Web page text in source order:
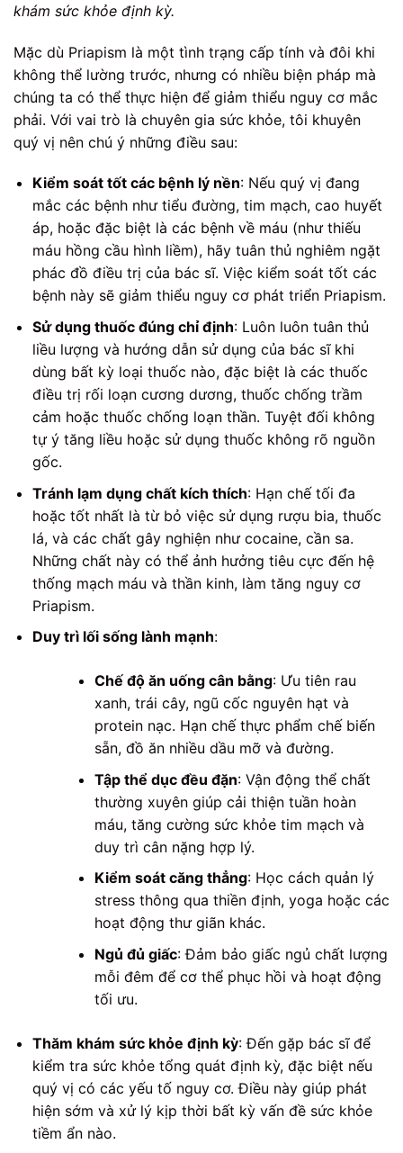
khám sức khỏe định kỳ.
Mặc dù Priapism là một tình trạng cấp tính và đôi khi
không thể lường trước, nhưng có nhiều biện pháp mà
chúng ta có thể thực hiện để giảm thiểu nguy cơ mắc
phải. Với vai trò là chuyên gia sức khỏe, tôi khuyên
quý vị nên chú ý những điều sau:
Kiểm soát tốt các bệnh lý nền: Nếu quý vị đang
mắc các bệnh như tiểu đường, tim mạch, cao huyết
áp, hoặc đặc biệt là các bệnh về máu (như thiếu
máu hồng cầu hình liềm), hãy tuân thủ nghiêm ngặt
phác đồ điều trị của bác sĩ. Việc kiểm soát tốt các
bệnh này sẽ giảm thiểu nguy cơ phát triển Priapism.
Sử dụng thuốc đúng chỉ định: Luôn luôn tuân thủ
liều lượng và hướng dẫn sử dụng của bác sĩ khi
dùng bất kỳ loại thuốc nào, đặc biệt là các thuốc
điều trị rối loạn cương dương, thuốc chống trầm
cảm hoặc thuốc chống loạn thần. Tuyệt đối không
tự ý tăng liều hoặc sử dụng thuốc không rõ nguồn
gốc.
Tránh lạm dụng chất kích thích: Hạn chế tối đa
hoặc tốt nhất là từ bỏ việc sử dụng rượu bia, thuốc
lá, và các chất gây nghiện như cocaine, cần sa.
Những chất này có thể ảnh hưởng tiêu cực đến hệ
thống mạch máu và thần kinh, làm tăng nguy cơ
Priapism.
Duy trì lối sống lành mạnh:
Chế độ ăn uống cân bằng: Ưu tiên rau
xanh, trái cây, ngũ cốc nguyên hạt và
protein nạc. Hạn chế thực phẩm chế biến
sẵn, đồ ăn nhiều dầu mỡ và đường.
Tập thể dục đều đặn: Vận động thể chất
thường xuyên giúp cải thiện tuần hoàn
máu, tăng cường sức khỏe tim mạch và
duy trì cân nặng hợp lý.
Kiểm soát căng thẳng: Học cách quản lý
stress thông qua thiền định, yoga hoặc các
hoạt động thư giãn khác.
Ngủ đủ giấc: Đảm bảo giấc ngủ chất lượng
mỗi đêm để cơ thể phục hồi và hoạt động
tối ưu.
Thăm khám sức khỏe định kỳ: Đến gặp bác sĩ để
kiểm tra sức khỏe tổng quát định kỳ, đặc biệt nếu
quý vị có các yếu tố nguy cơ. Điều này giúp phát
hiện sớm và xử lý kịp thời bất kỳ vấn đề sức khỏe
tiềm ẩn nào.